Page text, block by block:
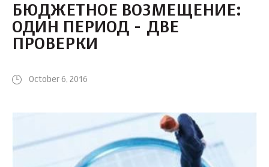
БЮДЖЕТНОЕ ВОЗМЕЩЕНИЕ:
ОДИН ПЕРИОД - ДВЕ
ПРОВЕРКИ
October 6, 2016